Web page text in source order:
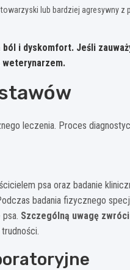
lub bardziej agresywny z
i dyskomfort. Jeśli
leczenia. Proces
psa oraz badanie
badania fizycznego
Szczególną uwagę